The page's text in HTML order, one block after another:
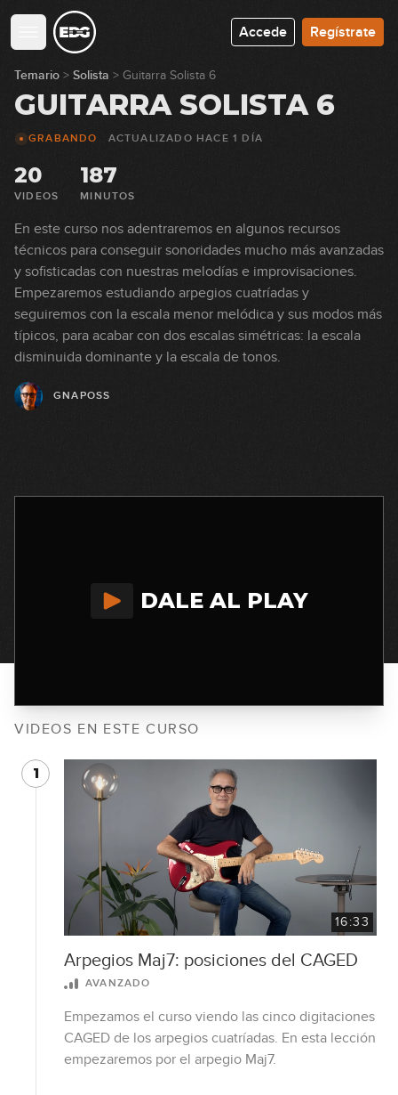
Accede Regístrate
Temario > Solista > Guitarra Solista 6
GUITARRA SOLISTA 6
GRABANDO ACTUALIZADO HACE1 DÍA
20
VIDEOS
187
MINUTOS
En este curso nos adentraremos en algunos recursos
técnicos para conseguir sonoridades mucho más avanzadas
y sofisticadas con nuestras melodías e improvisaciones.
Empezaremos estudiando arpegios cuatríadas y
seguiremos con la escala menor melódica y sus modos más
típicos, para acabar con dos escalas simétricas: la escala
disminuida dominante y la escala de tonos.
GNAPOSS
DALE AL PLAY
VIDEOS EN ESTE CURSO
1
16:33
Arpegios Maj7: posiciones del CAGED
AVANZADO
Empezamos el curso viendo las cinco digitaciones
CAGED de los arpegios cuatríadas. En esta lección
empezaremos por el arpegio Maj7.